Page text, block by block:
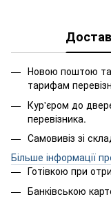
Новою поштою та
тарифам
Кур'єром до
перевізника.
Самовивіз зі
Більше інформації
Готівкою при
Банківською